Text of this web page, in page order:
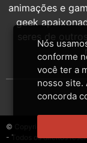
animações e
geek
seres de
© Copyright 2014-
- Todos os direitos
Nós
conforme
você ter a
nosso site.
concorda